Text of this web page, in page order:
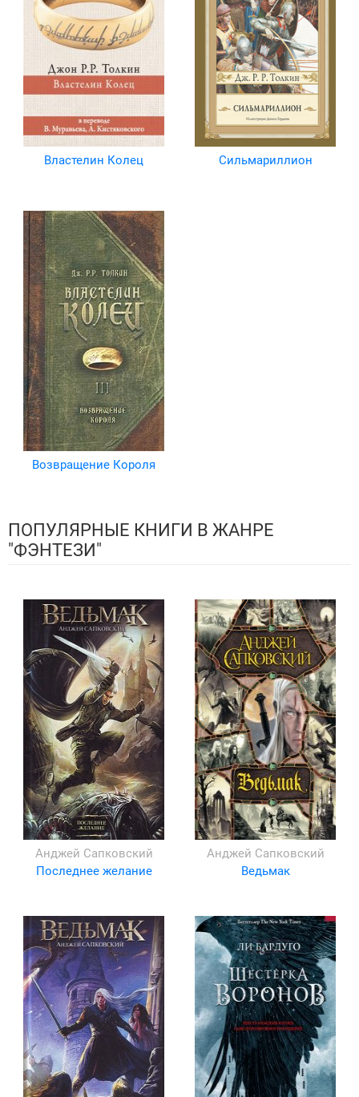
Властелин Колец Сильмариллион
Возвращение Короля
ПОПУЛЯРНЫЕ КНИГИ В ЖАНРЕ
"ФЭНТЕЗИ"
Анджей Сапковский
Последнее желание
Анджей Сапковский
Ведьмак